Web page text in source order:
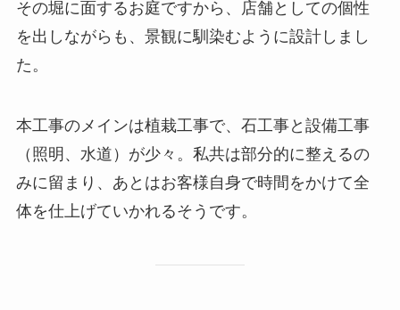
その堀に面するお庭ですから、店舗としての個性
を出しながらも、景観に馴染むように設計しまし
た。
本工事のメインは植栽工事で、石工事と設備工事
（照明、水道）が少々。私共は部分的に整えるの
みに留まり、あとはお客様自身で時間をかけて全
体を仕上げていかれるそうです。